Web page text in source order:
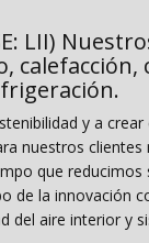
LII)
calefacción,
y a
nuestros clientes
que reducimos
de la innovación
del aire interior y